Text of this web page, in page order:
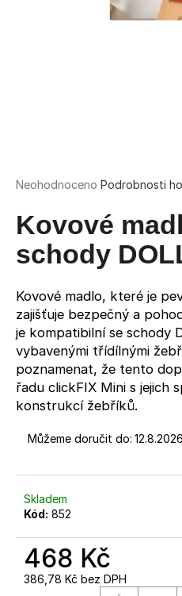
Průměrné
produktu
je
z
hvězdiček.
Neohodnoceno Podrobnosti
Kovové
schody
Kovové madlo, které je
zajišťuje bezpečný a
je kompatibilní se schody
vybavenými třídílnými
poznamenat, že tento
řadu clickFIX Mini s jejich
konstrukcí žebříků.
Můžeme doručit do: 12.8.2026
Skladem
Kód: 852
468 Kč
386,78 Kč bez DPH
HLEDAT
D
p
o
r
u
č
u
j
e
ANTRACITOVÝ
SLOUPEK
PRO
(RAL7016)
MONTÁŽ
DO